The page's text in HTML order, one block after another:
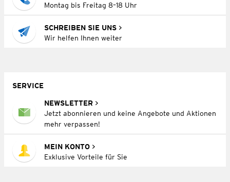
Montag bis Freitag 8–18 Uhr
SCHREIBEN SIE UNS
Wir helfen Ihnen weiter
SERVICE
NEWSLETTER
Jetzt abonnieren und keine Angebote und Aktionen
mehr verpassen!
MEIN KONTO
Exklusive Vorteile für Sie